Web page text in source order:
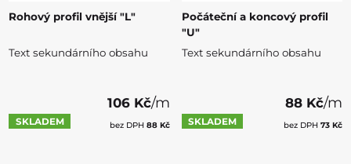
Rohový profil vnější "L"
Text sekundárního obsahu
SKLADEM
106 Kč/m
bez DPH 88 Kč
Počáteční a koncový profil
"U"
Text sekundárního obsahu
SKLADEM
88 Kč/m
bez DPH 73 Kč